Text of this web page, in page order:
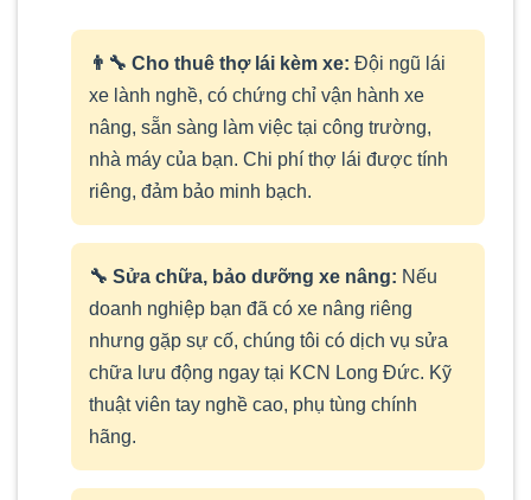
👨‍🔧 Cho thuê thợ lái kèm xe: Đội ngũ lái
xe lành nghề, có chứng chỉ vận hành xe
nâng, sẵn sàng làm việc tại công trường,
nhà máy của bạn. Chi phí thợ lái được tính
riêng, đảm bảo minh bạch.
🔧 Sửa chữa, bảo dưỡng xe nâng: Nếu
doanh nghiệp bạn đã có xe nâng riêng
nhưng gặp sự cố, chúng tôi có dịch vụ sửa
chữa lưu động ngay tại KCN Long Đức. Kỹ
thuật viên tay nghề cao, phụ tùng chính
hãng.